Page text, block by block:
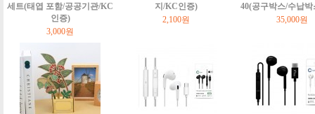
세트(태엽 포함/공공기관/KC
인증)
3,000원
지/KC인증)
2,100원
40(공구박스/수납
35,000원